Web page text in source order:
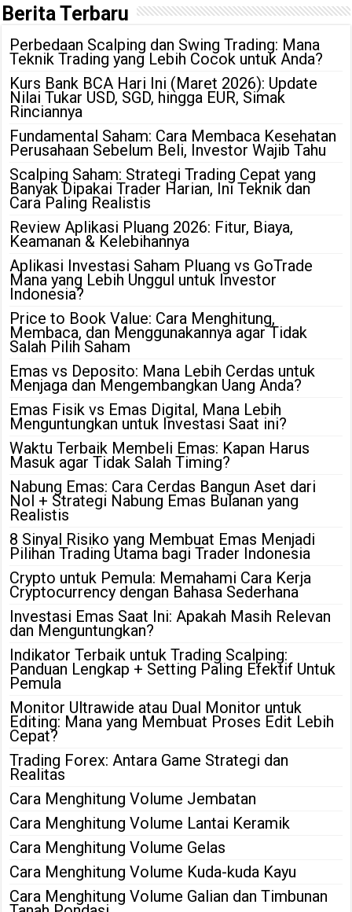
Berita Terbaru
Perbedaan Scalping dan Swing Trading: Mana
Teknik Trading yang Lebih Cocok untuk Anda?
Kurs Bank BCA Hari Ini (Maret 2026): Update
Nilai Tukar USD, SGD, hingga EUR, Simak
Rinciannya
Fundamental Saham: Cara Membaca Kesehatan
Perusahaan Sebelum Beli, Investor Wajib Tahu
Scalping Saham: Strategi Trading Cepat yang
Banyak Dipakai Trader Harian, Ini Teknik dan
Cara Paling Realistis
Review Aplikasi Pluang 2026: Fitur, Biaya,
Keamanan & Kelebihannya
Aplikasi Investasi Saham Pluang vs GoTrade
Mana yang Lebih Unggul untuk Investor
Indonesia?
Price to Book Value: Cara Menghitung,
Membaca, dan Menggunakannya agar Tidak
Salah Pilih Saham
Emas vs Deposito: Mana Lebih Cerdas untuk
Menjaga dan Mengembangkan Uang Anda?
Emas Fisik vs Emas Digital, Mana Lebih
Menguntungkan untuk Investasi Saat ini?
Waktu Terbaik Membeli Emas: Kapan Harus
Masuk agar Tidak Salah Timing?
Nabung Emas: Cara Cerdas Bangun Aset dari
Nol + Strategi Nabung Emas Bulanan yang
Realistis
8 Sinyal Risiko yang Membuat Emas Menjadi
Pilihan Trading Utama bagi Trader Indonesia
Crypto untuk Pemula: Memahami Cara Kerja
Cryptocurrency dengan Bahasa Sederhana
Investasi Emas Saat Ini: Apakah Masih Relevan
dan Menguntungkan?
Indikator Terbaik untuk Trading Scalping:
Panduan Lengkap + Setting Paling Efektif Untuk
Pemula
Monitor Ultrawide atau Dual Monitor untuk
Editing: Mana yang Membuat Proses Edit Lebih
Cepat?
Trading Forex: Antara Game Strategi dan
Realitas
Cara Menghitung Volume Jembatan
Cara Menghitung Volume Lantai Keramik
Cara Menghitung Volume Gelas
Cara Menghitung Volume Kuda-kuda Kayu
Cara Menghitung Volume Galian dan Timbunan